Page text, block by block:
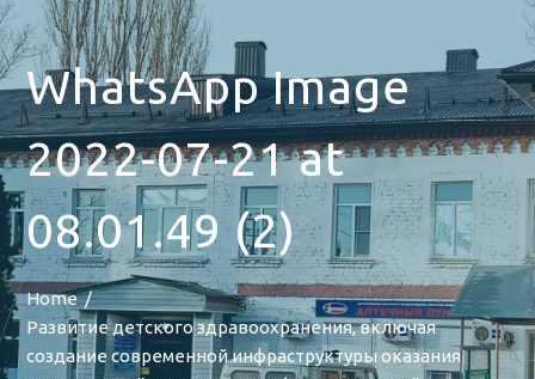
WhatsApp Image
2022-07-21 at
08.01.49 (2)
Home
Развитие детского здравоохранения, включая
создание современной инфраструктуры оказания